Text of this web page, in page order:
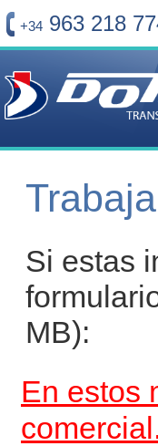
+34 963 218
Si estas
MB):
En estos